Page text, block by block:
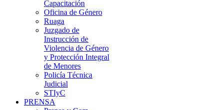
Capacitación
Oficina de Género
Ruaga
Juzgado de
Instrucción de
Violencia de Género
y Protección Integral
de Menores
Policía Técnica
Judicial
STIyC
PRENSA